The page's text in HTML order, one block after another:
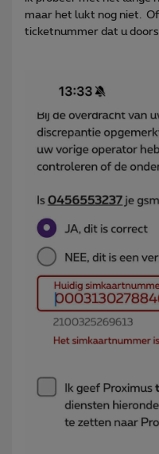
maar het lukt nog niet.
ticketnummer dat u